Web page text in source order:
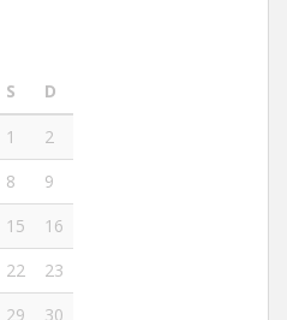
S
D
1
2
8
9
15
16
22
23
29
30